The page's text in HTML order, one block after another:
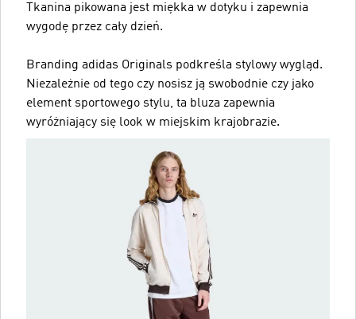
Tkanina pikowana jest miękka w dotyku i zapewnia
wygodę przez cały dzień.
Branding adidas Originals podkreśla stylowy wygląd.
Niezależnie od tego czy nosisz ją swobodnie czy jako
element sportowego stylu, ta bluza zapewnia
wyróżniający się look w miejskim krajobrazie.